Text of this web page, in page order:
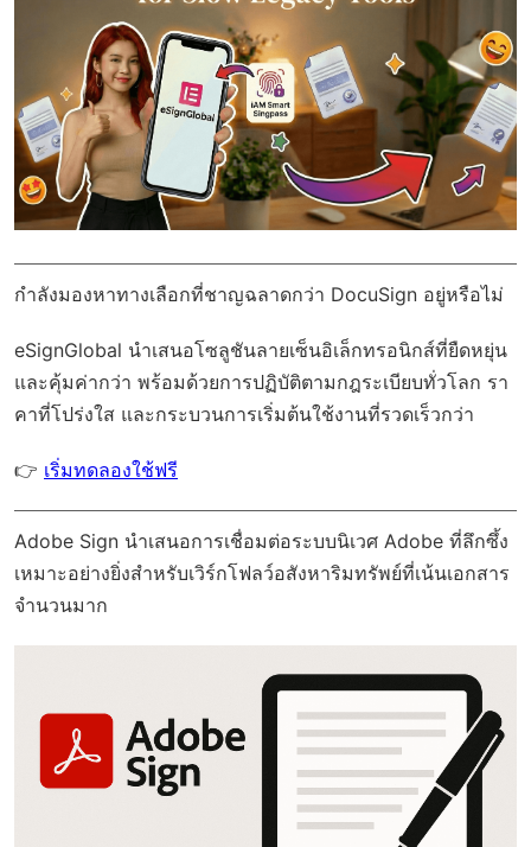
กำลังมองหาทางเลือกที่ชาญฉลาดกว่า DocuSign อยู่หรือไม่
eSignGlobal นำเสนอโซลูชันลายเซ็นอิเล็กทรอนิกส์ที่ยืดหยุ่น
และคุ้มค่ากว่า พร้อมด้วยการปฏิบัติตามกฎระเบียบทั่วโลก รา
คาที่โปร่งใส และกระบวนการเริ่มต้นใช้งานที่รวดเร็วกว่า
👉 เริ่มทดลองใช้ฟรี
Adobe Sign นำเสนอการเชื่อมต่อระบบนิเวศ Adobe ที่ลึกซึ้ง
เหมาะอย่างยิ่งสำหรับเวิร์กโฟลว์อสังหาริมทรัพย์ที่เน้นเอกสาร
จำนวนมาก